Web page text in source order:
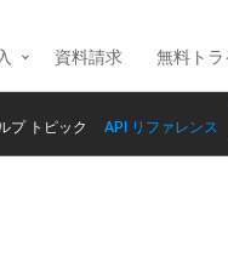
資料請求 無料ト
プ トピック API リファレンス